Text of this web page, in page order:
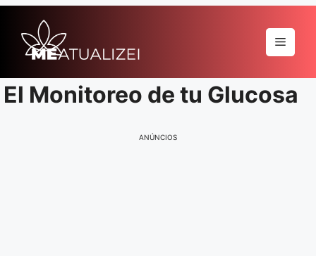
para
Menu
El Monitoreo de tu Glucosa
ANÚNCIOS